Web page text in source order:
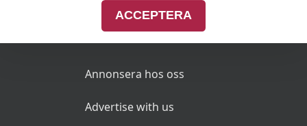
Annonsera hos oss
Advertise with us
ACCEPTERA